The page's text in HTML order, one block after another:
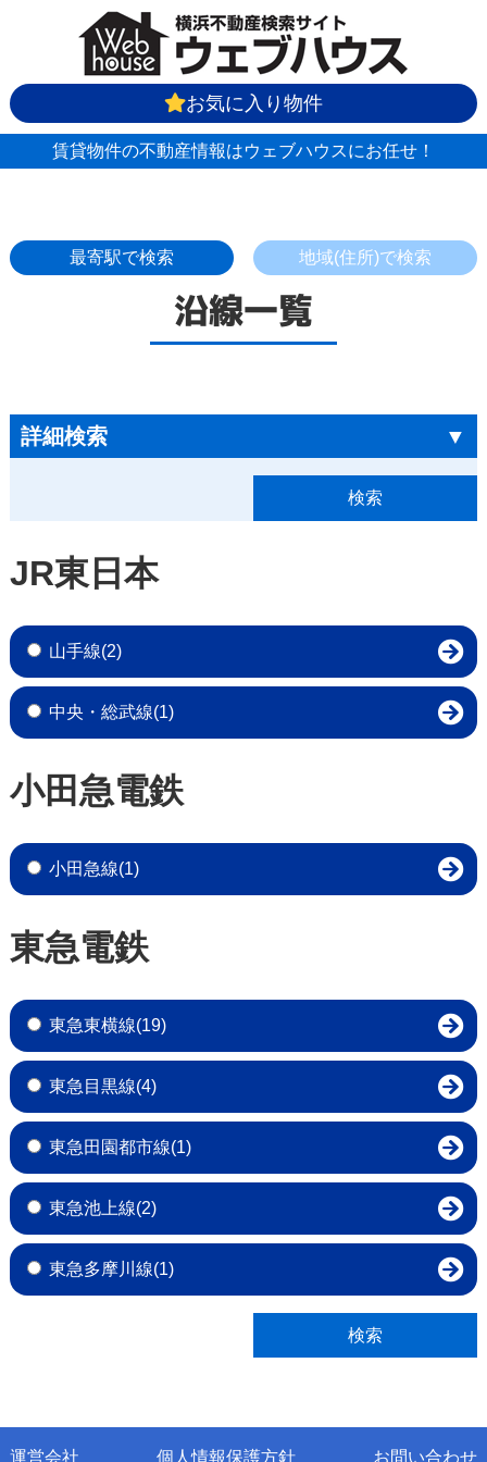
お気に入り物件
賃貸物件の不動産情報はウェブハウスにお任せ！
最寄駅で検索 地域(住所)で検索
沿線一覧
詳細検索 ▼
JR東日本
山手線(2)
中央・総武線(1)
小田急電鉄
小田急線(1)
東急電鉄
東急東横線(19)
東急目黒線(4)
東急田園都市線(1)
東急池上線(2)
東急多摩川線(1)
運営会社 個人情報保護方針 お問い合わせ